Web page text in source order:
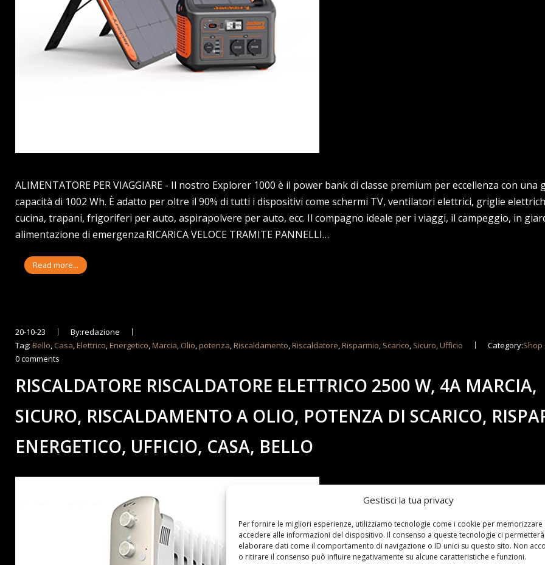
Gestisci la tua privacy
Per fornire le migliori esperienze, utilizziamo tecnologie come i cookie per memorizzare
accedere alle informazioni del dispositivo. Il consenso a queste tecnologie ci
elaborare dati come il comportamento di navigazione o ID unici su questo sito. Non
o ritirare il consenso può influire negativamente su alcune caratteristiche e funzioni.
ALIMENTATORE PER VIAGGIARE - Il nostro Explorer 1000 è il power bank di classe premium per eccellenza con una
capacità di 1002 Wh. È adatto per oltre il 90% di tutti i dispositivi come schermi TV, ventilatori elettrici, griglie
cucina, trapani, frigoriferi per auto, aspirapolvere per auto, ecc. Il compagno ideale per i viaggi, il campeggio, in
alimentazione di emergenza.RICARICA VELOCE TRAMITE PANNELLI…
Read more...
20-10-23
By:redazione
Tag:Bello, Casa,Elettrico,Energetico,Marcia, Olio,potenza,Riscaldamento,Riscaldatore,Risparmio, Scarico, Sicuro,Ufficio Category:Shop
0 comments
RISCALDATORE RISCALDATORE ELETTRICO 2500 W, 4A MARCIA,
SICURO, RISCALDAMENTO A OLIO, POTENZA DI SCARICO,
ENERGETICO, UFFICIO, CASA, BELLO